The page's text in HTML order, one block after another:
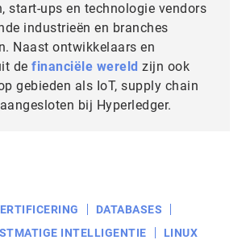
start-ups en technologie vendors
industrieën en branches
Naast ontwikkelaars en
de financiële wereld zijn ook
gebieden als IoT, supply chain
bij Hyperledger.
DATABASES
INTELLIGENTIE LINUX